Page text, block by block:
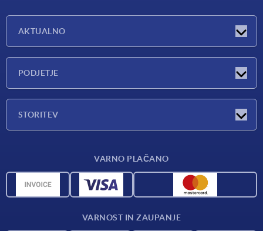
AKTUALNO
PODJETJE
STORITEV
CAD podatki
VARNO PLAČANO
VARNOST IN ZAUPANJE